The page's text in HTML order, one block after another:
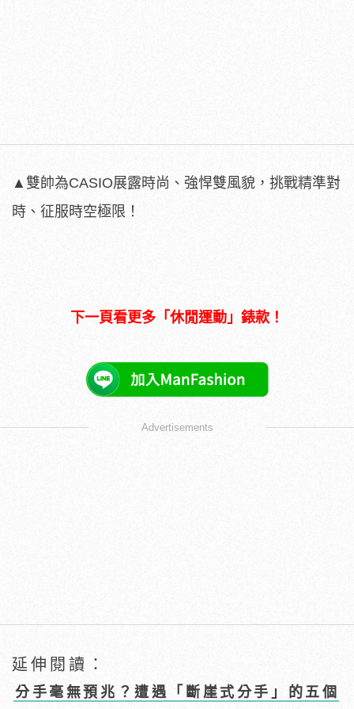
▲雙帥為CASIO展露時尚、強悍雙風貌，挑戰精準對
時、征服時空極限！
下一頁看更多「休閒運動」錶款！
Advertisements
延伸閱讀：
分手毫無預兆？遭遇「斷崖式分手」的五個